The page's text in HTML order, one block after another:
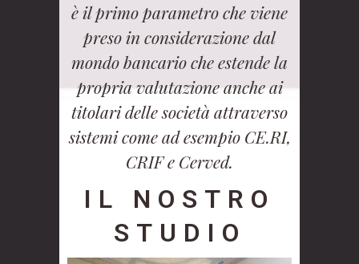
è il primo parametro che viene
preso in considerazione dal
mondo bancario che estende la
propria valutazione anche ai
titolari delle società attraverso
sistemi come ad esempio CE.RI,
CRIF e Cerved.
IL NOSTRO
STUDIO